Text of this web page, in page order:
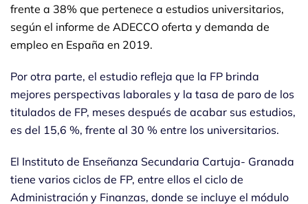
frente a 38% que pertenece a estudios universitarios,
según el informe de ADECCO oferta y demanda de
empleo en España en 2019.
Por otra parte, el estudio refleja que la FP brinda
mejores perspectivas laborales y la tasa de paro de los
titulados de FP, meses después de acabar sus estudios,
es del 15,6 %, frente al 30 % entre los universitarios.
El Instituto de Enseñanza Secundaria Cartuja- Granada
tiene varios ciclos de FP, entre ellos el ciclo de
Administración y Finanzas, donde se incluye el módulo